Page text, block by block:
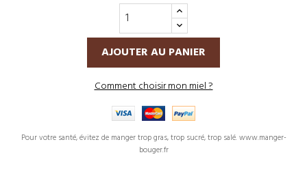
AJOUTER AU PANIER
Comment choisir mon miel ?
Pour votre santé, évitez de manger trop gras, trop sucré, trop salé. www.manger-
bouger.fr